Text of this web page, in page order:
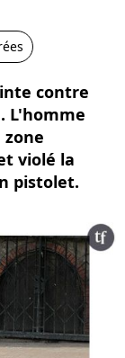
contre
L'homme
violé la
pistolet.